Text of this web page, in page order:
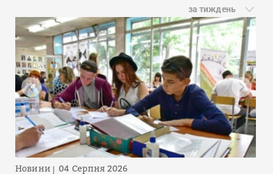
за тиждень
Новини 04 Серпня 2026